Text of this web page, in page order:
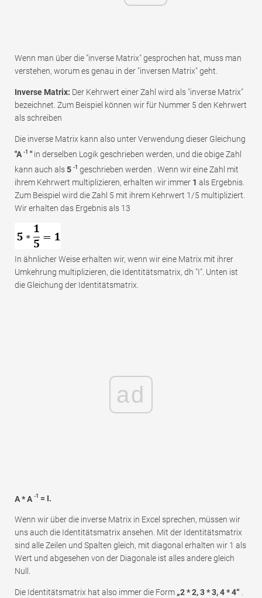
Wenn man über die "inverse Matrix" gesprochen hat, muss man
verstehen, worum es genau in der "inversen Matrix" geht.
Inverse Matrix: Der Kehrwert einer Zahl wird als "inverse Matrix"
bezeichnet. Zum Beispiel können wir für Nummer 5 den Kehrwert
als schreiben
Die inverse Matrix kann also unter Verwendung dieser Gleichung
"A -1 " in derselben Logik geschrieben werden, und die obige Zahl
kann auch als5 -1 geschrieben werden . Wenn wir eine Zahl mit
ihrem Kehrwert multiplizieren, erhalten wir immer 1 als Ergebnis.
Zum Beispiel wird die Zahl 5 mit ihrem Kehrwert 1/5 multipliziert.
Wir erhalten das Ergebnis als 13
In ähnlicher Weise erhalten wir, wenn wir eine Matrix mit ihrer
Umkehrung multiplizieren, die Identitätsmatrix, dh "I". Unten ist
die Gleichung der Identitätsmatrix.
ad
A * A -1 = I.
Wenn wir über die inverse Matrix in Excel sprechen, müssen wir
uns auch die Identitätsmatrix ansehen. Mit der Identitätsmatrix
sind alle Zeilen und Spalten gleich, mit diagonal erhalten wir 1 als
Wert und abgesehen von der Diagonale ist alles andere gleich
Null.
Die Identitätsmatrix hat also immer die Form „2 * 2, 3 * 3, 4 * 4“ .